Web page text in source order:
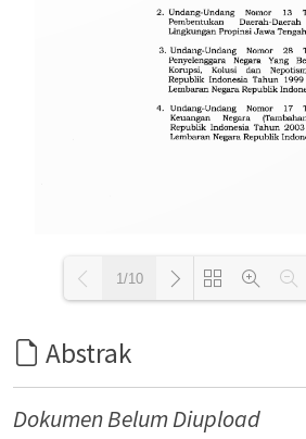
1/10
Abstrak
Dokumen Belum Diupload